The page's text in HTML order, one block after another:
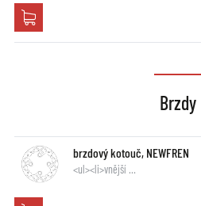
Brzdy
brzdový kotouč, NEWFREN
<ul><li>vnější …